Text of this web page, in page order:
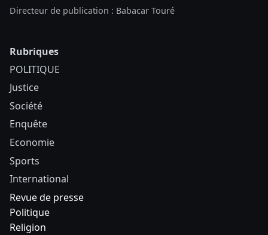
Directeur de publication : Babacar Touré
Rubriques
POLITIQUE
Justice
Société
Enquête
Economie
Sports
International
Revue de presse
Politique
Religion